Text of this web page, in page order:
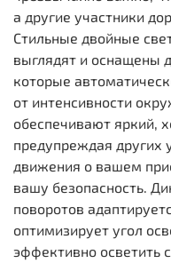
а другие участники
Стильные двойные
выглядят и оснащены
которые
от интенсивности
обеспечивают яркий,
предупреждая других
движения о вашем
вашу безопасность.
поворотов
оптимизирует угол
эффективно осветить